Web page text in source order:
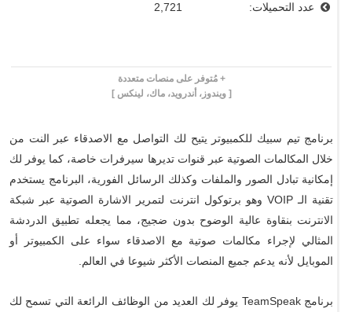
عدد التحميلات:
2,721
+ مُتوفر على منصات متعددة
[ ويندوز، أندرويد، ماك، لينكس ]
برنامج تيم سبيك للكمبيوتر يتيح لك التواصل مع الاصدقاء عبر النت من
خلال المكالمات الصوتية عبر قنوات تديرها سيرفرات خاصة، كما يوفر لك
إمكانية تبادل الصور والملفات وكذلك الرسائل الفورية، البرنامج يستخدم
تقنية الـ VOIP وهو برتوكول انترنت لتمرير الاشارة الصوتية عبر شبكة
الانترنت بنقاوة عالية الوضوح بدون ضجيج، مما يجعله تطبيق الدردشة
المثالي لإجراء مكالمات صوتية مع الاصدقاء سواء على الكمبيوتر أو
الموبايل لأنه يدعم جميع المنصات الأكثر شيوعا في العالم.
برنامج TeamSpeak يوفر لك العديد من الوظائف الرائعة التي تسمح لك